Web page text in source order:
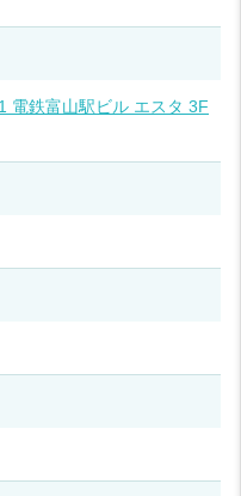
電鉄富山駅ビル エスタ 3F